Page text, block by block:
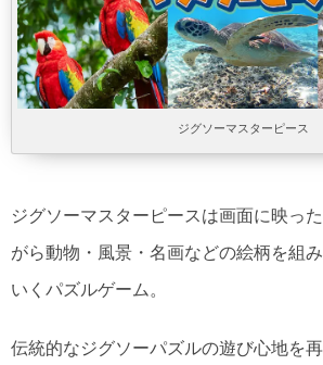
ジグソーマスターピース
ジグソーマスターピースは画面に映っ
がら動物・風景・名画などの絵柄を組
いくパズルゲーム。
伝統的なジグソーパズルの遊び心地を